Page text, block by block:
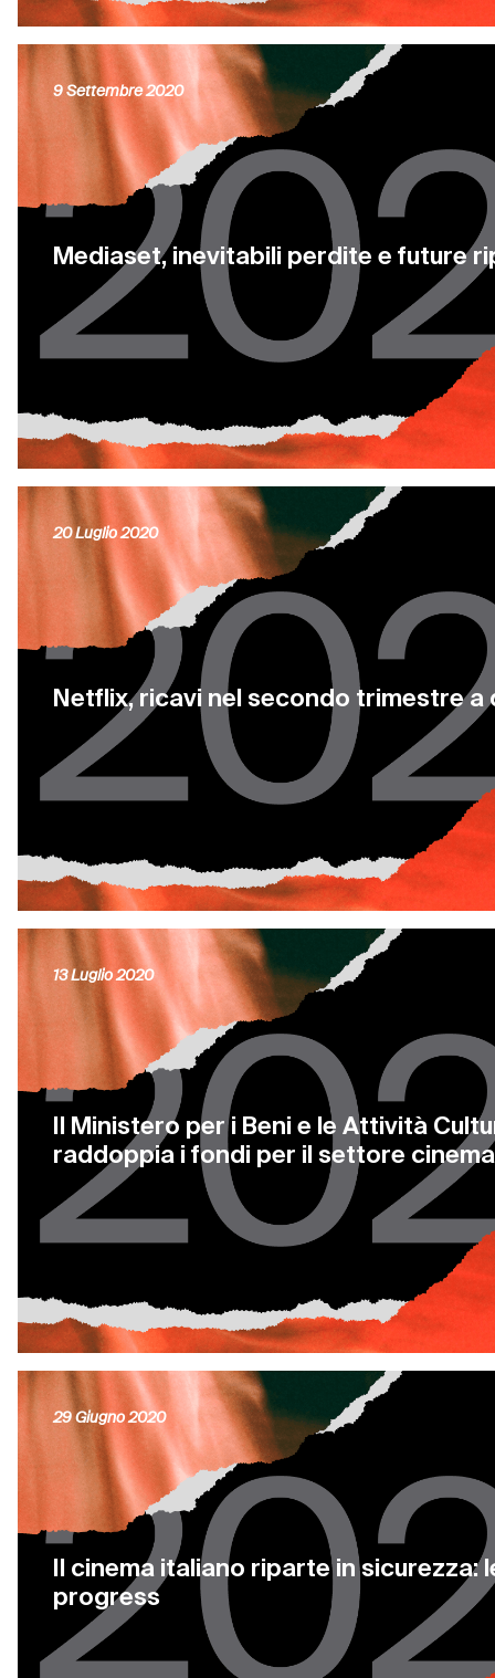
Mediaset, inevitabili perdite e future
9 Settembre 2020
Netflix, ricavi nel secondo trimestre a
20 Luglio 2020
Il Ministero per i Beni e le Attività
raddoppia i fondi per il settore cinema
13 Luglio 2020
Il cinema italiano riparte in sicurezza:
progress
29 Giugno 2020